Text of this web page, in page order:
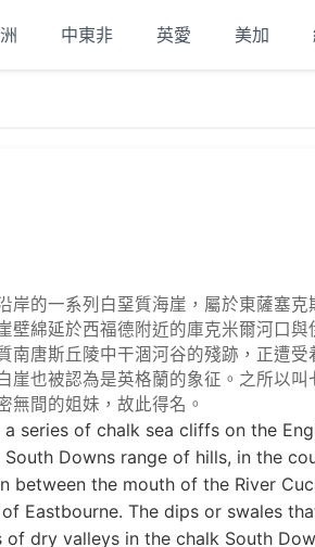
中東非 英愛 美加
岸的一系列白堊質海崖，屬於東薩塞
壁綿延於西福德附近的庫克米爾河口
南唐斯丘陵中干涸河谷的殘跡，正遭
崖也被認為是英格蘭的象征。之所以
無間的姐妹，故此得名。
a series of chalk sea cliffs on the
Downs range of hills, in the
between the mouth of the River
Eastbourne. The dips or swales
of dry valleys in the chalk South